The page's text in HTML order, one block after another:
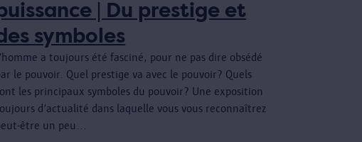
| Du prestige et
symboles
a toujours été fasciné, pour ne pas dire obsédé
le pouvoir. Quel prestige va avec le pouvoir? Quels
les principaux symboles du pouvoir? Une exposition
d’actualité dans laquelle vous vous reconnaîtrez
être un peu...